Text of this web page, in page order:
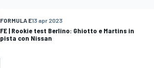
FORMULA E13 apr 2023
FE | Rookie test Berlino: Ghiotto e Martins in
pista con Nissan